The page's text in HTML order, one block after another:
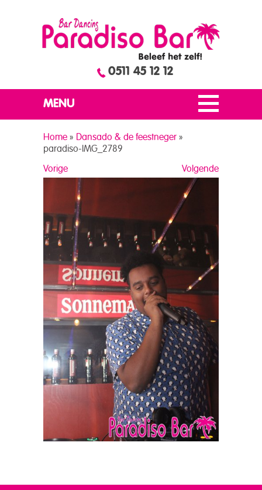
0511 45 12 12
MENU
Home » Dansado & de feestneger »
paradiso-IMG_2789
Volgende
Vorige